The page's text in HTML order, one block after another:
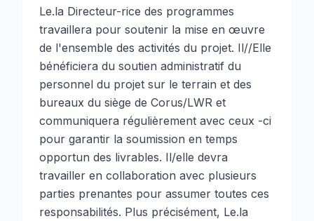
Le.la Directeur-rice des programmes
travaillera pour soutenir la mise en œuvre
de l'ensemble des activités du projet. Il//Elle
bénéficiera du soutien administratif du
personnel du projet sur le terrain et des
bureaux du siège de Corus/LWR et
communiquera régulièrement avec ceux -ci
pour garantir la soumission en temps
opportun des livrables. Il/elle devra
travailler en collaboration avec plusieurs
parties prenantes pour assumer toutes ces
responsabilités. Plus précisément, Le.la